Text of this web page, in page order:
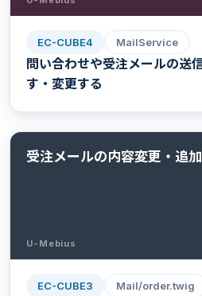
EC-CUBE4 MailService
問い合わせや受注メールの送
す・変更する
受注メールの内容変更・追
U-Mebius
EC-CUBE3 Mail/order.twig